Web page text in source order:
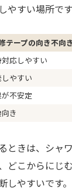
やすい場所です
テープの向き不向き
応しやすい
やすい
不安定
き
ときは、シャ
どこからにじ
しやすいです。